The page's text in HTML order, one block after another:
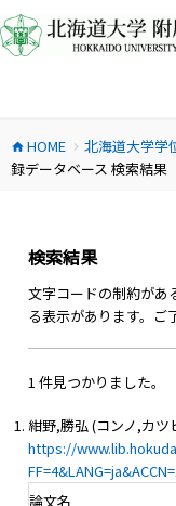
ン
テ
ス
キ
home HOME chevron_right 北海道大学学
録データベース 検索結果
検索結果
文字コードの制約があ
る表示があります。ご
1 件見つかりました。
紺野,勝弘 (コンノ,カツ
https://
論文名